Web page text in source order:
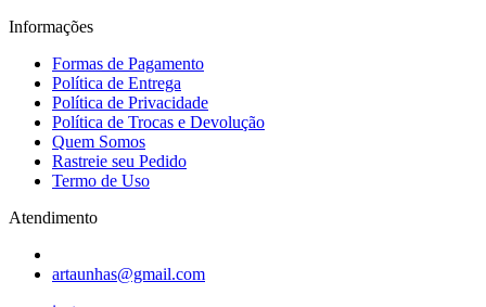
Informações
Formas de Pagamento
Política de Entrega
Política de Privacidade
Política de Trocas e Devolução
Quem Somos
Rastreie seu Pedido
Termo de Uso
Atendimento
artaunhas@gmail.com